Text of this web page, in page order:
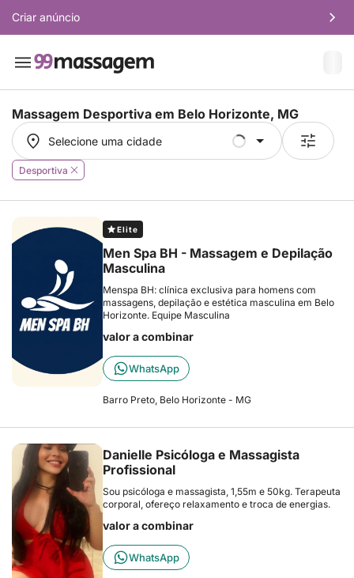
Criar anúncio
Massagem Desportiva em Belo Horizonte, MG
Selecione uma cidade
Selecione uma cidade
Desportiva
Elite
Men Spa BH - Massagem e Depilação
Masculina
Menspa BH: clínica exclusiva para homens com
massagens, depilação e estética masculina em Belo
Horizonte. Equipe Masculina
valor a combinar
WhatsApp
Barro Preto, Belo Horizonte - MG
Danielle Psicóloga e Massagista
Profissional
Sou psicóloga e massagista, 1,55m e 50kg. Terapeuta
corporal, ofereço relaxamento e troca de energias.
valor a combinar
WhatsApp